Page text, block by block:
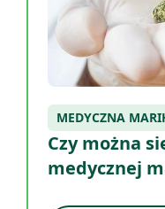
MEDYCZNA
Czy można
medycznej